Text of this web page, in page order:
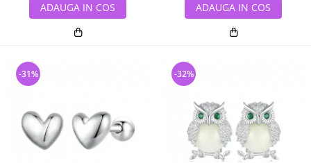
ADAUGA IN COS ADAUGA IN COS
-31% -32%